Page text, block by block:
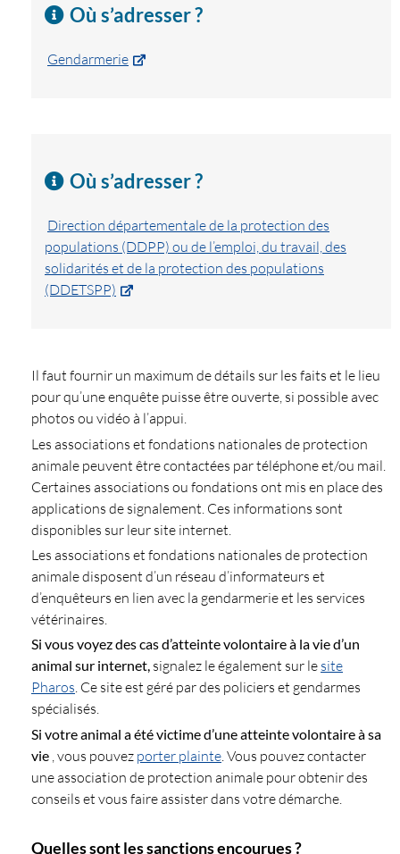
Où s’adresser ?
Gendarmerie
Où s’adresser ?
Direction départementale de la protection des
populations (DDPP) ou de l’emploi, du travail, des
solidarités et de la protection des populations
(DDETSPP)
Il faut fournir un maximum de détails sur les faits et le lieu
pour qu’une enquête puisse être ouverte, si possible avec
photos ou vidéo à l’appui.
Les associations et fondations nationales de protection
animale peuvent être contactées par téléphone et/ou mail.
Certaines associations ou fondations ont mis en place des
applications de signalement. Ces informations sont
disponibles sur leur site internet.
Les associations et fondations nationales de protection
animale disposent d’un réseau d’informateurs et
d’enquêteurs en lien avec la gendarmerie et les services
vétérinaires.
Si vous voyez des cas d’atteinte volontaire à la vie d’un
animal sur internet, signalez le également sur le site
Pharos . Ce site est géré par des policiers et gendarmes
spécialisés.
Si votre animal a été victime d’une atteinte volontaire à sa
vie , vous pouvez porter plainte . Vous pouvez contacter
une association de protection animale pour obtenir des
conseils et vous faire assister dans votre démarche.
Quelles sont les sanctions encourues ?